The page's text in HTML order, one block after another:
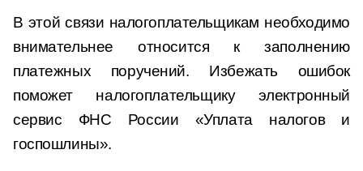
В этой связи налогоплательщикам необходимо
внимательнее относится к заполнению
платежных поручений. Избежать ошибок
поможет налогоплательщику электронный
сервис ФНС России «Уплата налогов и
госпошлины».